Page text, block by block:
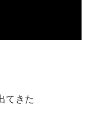
てきた